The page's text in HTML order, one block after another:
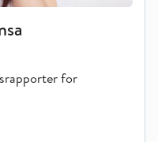
for